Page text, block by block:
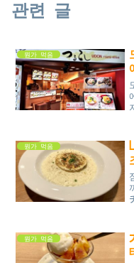
관련 글
뭔가 먹음
뭔가 먹음
뭔가 먹음